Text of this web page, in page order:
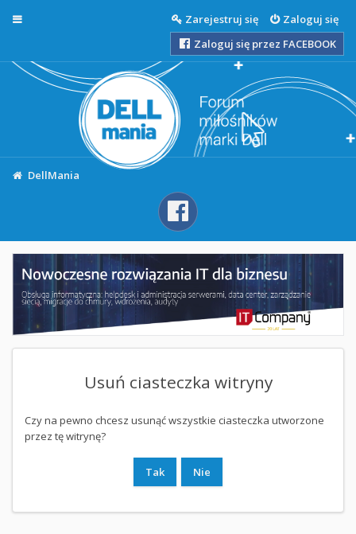
Zaloguj się
Zarejestruj się
Zaloguj się przez FACEBOOK
DellMania
Usuń ciasteczka witryny
Czy na pewno chcesz usunąć wszystkie ciasteczka utworzone
przez tę witrynę?